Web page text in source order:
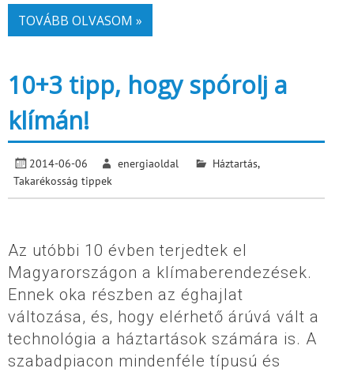
TOVÁBB OLVASOM »
10+3 tipp, hogy spórolj a
klímán!
2014-06-06 energiaoldal Háztartás,
Takarékosság tippek
Az utóbbi 10 évben terjedtek el
Magyarországon a klímaberendezések.
Ennek oka részben az éghajlat
változása, és, hogy elérhető árúvá vált a
technológia a háztartások számára is. A
szabadpiacon mindenféle típusú és